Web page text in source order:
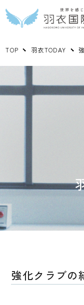
TOP 羽衣TODAY
強化クラブの